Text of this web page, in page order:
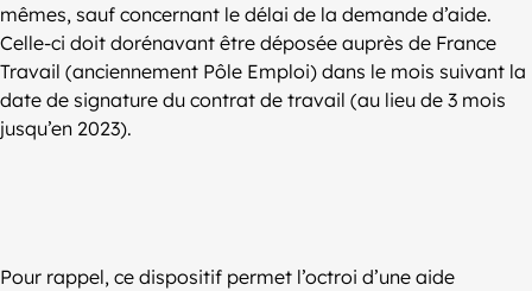
mêmes, sauf concernant le délai de la demande d’aide.
Celle-ci doit dorénavant être déposée auprès de France
Travail (anciennement Pôle Emploi) dans le mois suivant la
date de signature du contrat de travail (au lieu de 3 mois
jusqu’en 2023).
Pour rappel, ce dispositif permet l’octroi d’une aide